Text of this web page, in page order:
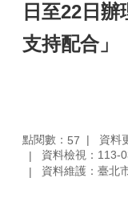
日至22日
支持配合」
點閱數： 57
資料
資料檢視：113-
資料維護：臺北